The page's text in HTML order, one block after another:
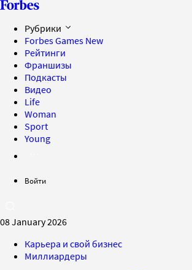
Рубрики
Forbes Games New
Рейтинги
Франшизы
Подкасты
Видео
Life
Woman
Sport
Young
Войти
08 January 2026
Карьера и свой бизнес
Миллиардеры